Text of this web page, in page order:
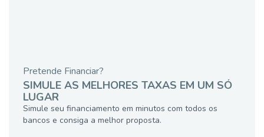
Pretende Financiar?
SIMULE AS MELHORES TAXAS EM UM SÓ
LUGAR
Simule seu financiamento em minutos com todos os
bancos e consiga a melhor proposta.